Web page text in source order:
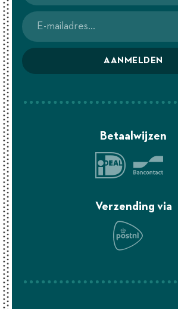
AANMELDEN
Betaalwijzen
Verzending via